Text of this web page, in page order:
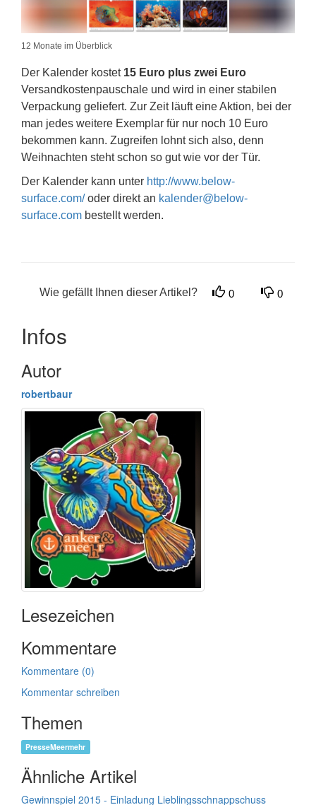
12 Monate im Überblick
Der Kalender kostet 15 Euro plus zwei Euro
Versandkostenpauschale und wird in einer stabilen
Verpackung geliefert. Zur Zeit läuft eine Aktion, bei der
man jedes weitere Exemplar für nur noch 10 Euro
bekommen kann. Zugreifen lohnt sich also, denn
Weihnachten steht schon so gut wie vor der Tür.
Der Kalender kann unter http://www.below-
surface.com/oder direkt an kalender@below-
surface.com bestellt werden.
Wie gefällt Ihnen dieser Artikel? 0 0
Infos
Autor
robertbaur
Lesezeichen
Kommentare
Kommentare (0)
Kommentar schreiben
Themen
PresseMeermehr
Ähnliche Artikel
Gewinnspiel 2015 - Einladung Lieblingsschnappschuss